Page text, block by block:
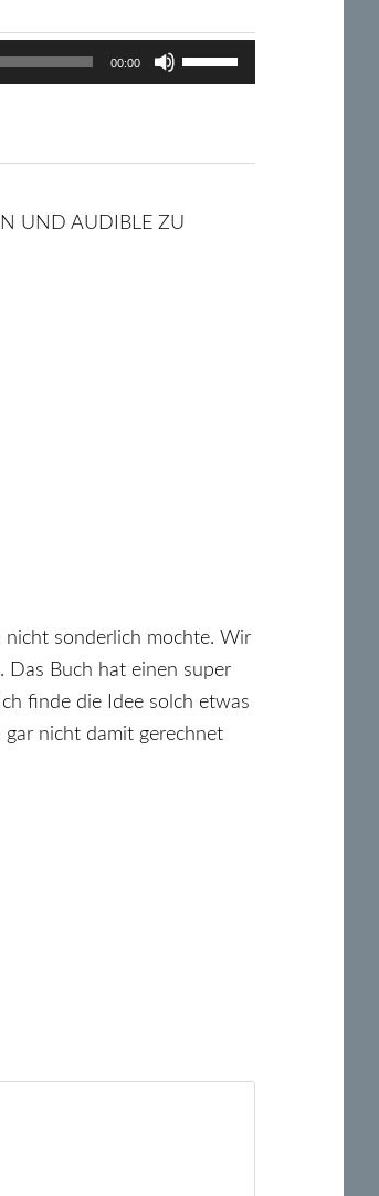
00:00
Pfeiltasten
die
UND AUDIBLE ZU
nicht sonderlich mochte. Wir
Das Buch hat einen super
finde die Idee solch etwas
nicht damit gerechnet